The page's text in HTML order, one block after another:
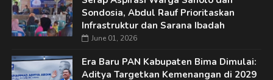
Sondosia, Abdul Rauf Prioritaskan
Infrastruktur dan Sarana Ibadah
June 01, 2026
Era Baru PAN Kabupaten Bima Dimulai:
Aditya Targetkan Kemenangan di 2029